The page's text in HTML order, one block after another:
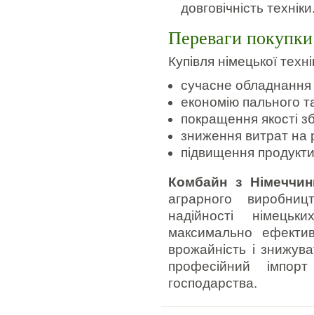
довговічність
Переваги
Купівля німецької
сучасне
економію пального
покращення якості
зниження витрат на
підвищення
Комбайн з
аграрного
надійності
максимально
врожайність і
професійний
господарства.